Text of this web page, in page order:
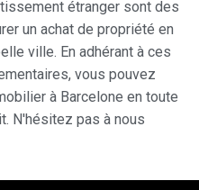
étranger sont des
un achat de propriété en
ville. En adhérant à ces
vous pouvez
à Barcelone en toute
N'hésitez pas à nous